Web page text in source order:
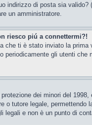
indirizzo di posta sia valido?
un amministratore.
riesco piú a connettermi?!
che ti è stato inviato la
periodicamente gli utenti
dei minori del
o tutore legale,
legali e non è un punto di